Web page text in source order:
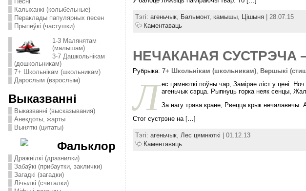
Калыханкі (колыбельные)
Пераклады папулярных песен
Прыпеўкі (частушки)
1-3 Малянятам
(малышам)
3-7 Дашкольнікам
(дошкольникам)
7+ Школьнікам (школьникам)
Дарослым (взрослым)
Выказванні
Выказванні (высказывания)
Анекдоты, жарты
Выняткі (цитаты)
Фальклор
Дражнілкі (дразнилки)
Забаўкі (прибаутки, заклички)
Загадкі (загадки)
Лічылкі (считалки)
Тэгі: агеньчык, Бальмонт, камышы, Цішыня| 28.07.15
Каментаваць
НЕЧАКАНАЯ СУСТРЭЧА
Рубрыка: 7+ Школьнікам (школьникам), Вершыкі
Л ес цямнюткi поўны чар, Замiрае лiст у ценi.
агеньчык сэрца. Рыпнуць горка неяк сенцы,
За нагу трава кране, Рвецца крык
Стог сустрэне на […]
Тэгі: агеньчык, Лес цямнюткi | 01.12.13
Каментаваць